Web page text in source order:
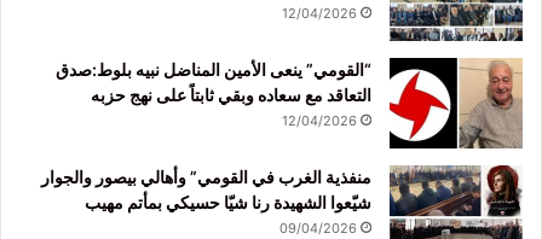
12/04/2026
“القومي” ينعى الأمين المناضل نبيه بلوط:صدق
التعاقد مع سعاده وبقي ثابتاً على نهج حزبه
12/04/2026
منفذية الغرب في القومي” وأهالي بيصور والجوار
شيّعوا الشهيدة رنا شيّا حسيكي بمأتم مهيب
09/04/2026